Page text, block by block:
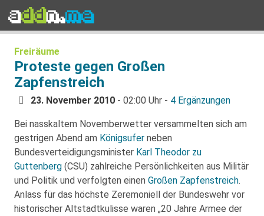
Freiräume
Proteste gegen Großen
Zapfenstreich
23. November 2010 - 02:00 Uhr - 4 Ergänzungen
Bei nasskaltem Novemberwetter versammelten sich am
gestrigen Abend am Königsufer neben
Bundesverteidigungsminister Karl Theodor zu
Guttenberg (CSU) zahlreiche Persönlichkeiten aus Militär
und Politik und verfolgten einen Großen Zapfenstreich.
Anlass für das höchste Zeremoniell der Bundeswehr vor
historischer Altstadtkulisse waren „20 Jahre Armee der